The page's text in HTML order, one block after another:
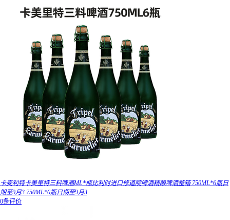
卡麦利特卡美里特三料啤酒ML*瓶比利时进口修道院啤酒精酿啤酒整箱 750ML*6瓶日
期至9月3 750ML*6瓶日期至9月3
0条评价